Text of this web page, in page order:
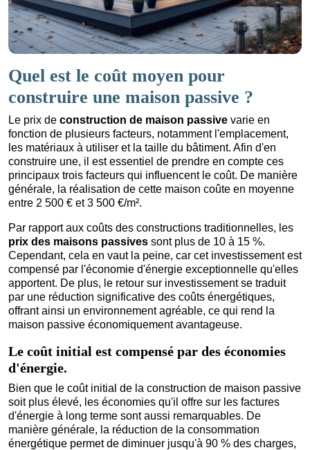
Quel est le coût moyen pour
construire une maison passive ?
Le prix de construction de maison passive varie en
fonction de plusieurs facteurs, notamment l'emplacement,
les matériaux à utiliser et la taille du bâtiment. Afin d'en
construire une, il est essentiel de prendre en compte ces
principaux trois facteurs qui influencent le coût. De manière
générale, la réalisation de cette maison coûte en moyenne
entre 2 500 € et 3 500 €/m².
Par rapport aux coûts des constructions traditionnelles, les
prix des maisons passives sont plus de 10 à 15 %.
Cependant, cela en vaut la peine, car cet investissement est
compensé par l'économie d'énergie exceptionnelle qu'elles
apportent. De plus, le retour sur investissement se traduit
par une réduction significative des coûts énergétiques,
offrant ainsi un environnement agréable, ce qui rend la
maison passive économiquement avantageuse.
Le coût initial est compensé par des économies
d'énergie.
Bien que le coût initial de la construction de maison passive
soit plus élevé, les économies qu'il offre sur les factures
d'énergie à long terme sont aussi remarquables. De
manière générale, la réduction de la consommation
énergétique permet de diminuer jusqu'à 90 % des charges,